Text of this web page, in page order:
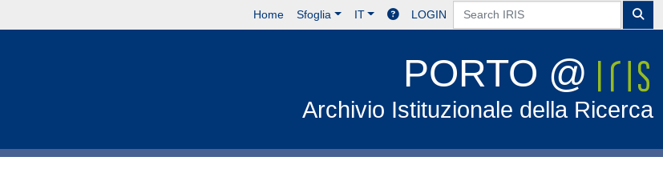
Home Sfoglia IT LOGIN
PORTO @
Archivio Istituzionale della Ricerca